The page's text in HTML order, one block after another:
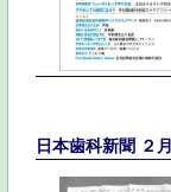
日本歯科新聞 ２